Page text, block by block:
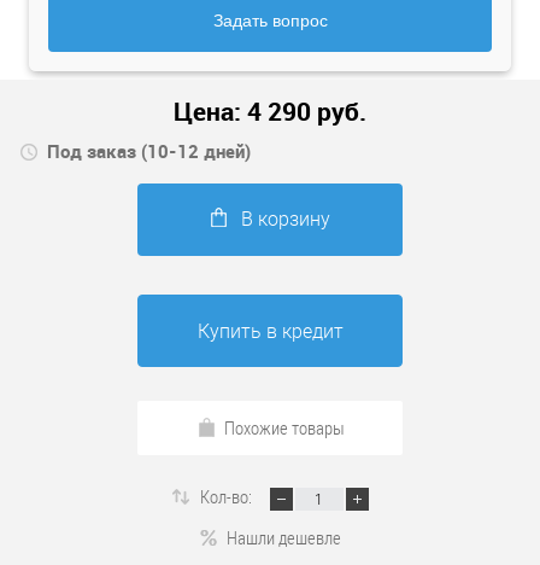
Задать вопрос
Цена: 4 290 руб.
Под заказ (10-12 дней)
В корзину
Купить в кредит
Похожие товары
Кол-во:
Нашли дешевле